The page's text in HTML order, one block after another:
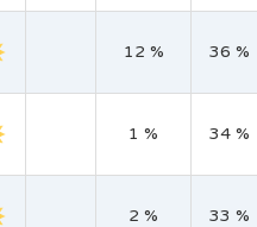
12 % 36 %
1 % 34 %
2 % 33 %